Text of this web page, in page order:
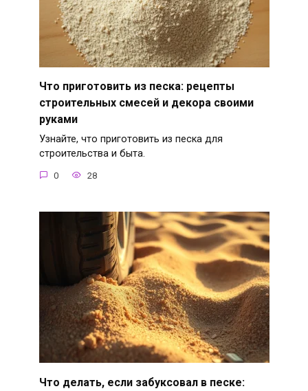
Что приготовить из песка: рецепты
строительных смесей и декора своими
руками
Узнайте, что приготовить из песка для
строительства и быта.
0 28
Что делать, если забуксовал в песке: